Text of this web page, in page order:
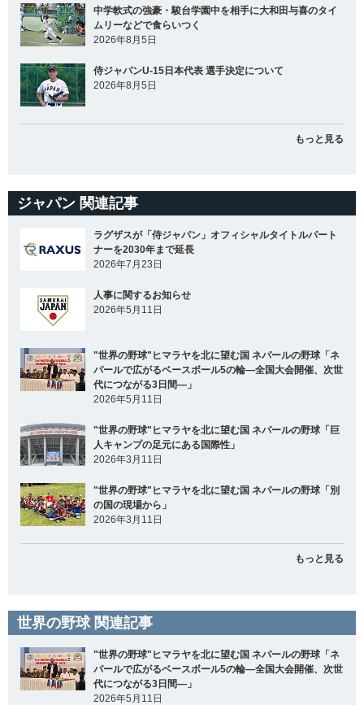
中学軟式の強豪・駿台学園中を相手に大和田与喜のタイ
ムリーなどで食らいつく
2026年8月5日
侍ジャパンU-15日本代表 選手決定について
2026年8月5日
もっと見る
ジャパン 関連記事
ラグザスが「侍ジャパン」オフィシャルタイトルパート
ナーを2030年まで延長
2026年7月23日
人事に関するお知らせ
2026年5月11日
"世界の野球"ヒマラヤを北に望む国 ネパールの野球「ネ
パールで広がるベースボール5の輪―全国大会開催、次世
代につながる3日間―」
2026年5月11日
"世界の野球"ヒマラヤを北に望む国 ネパールの野球「巨
人キャンプの足元にある国際性」
2026年3月11日
"世界の野球"ヒマラヤを北に望む国 ネパールの野球「別
の国の現場から」
2026年3月11日
もっと見る
世界の野球 関連記事
"世界の野球"ヒマラヤを北に望む国 ネパールの野球「ネ
パールで広がるベースボール5の輪―全国大会開催、次世
代につながる3日間―」
2026年5月11日